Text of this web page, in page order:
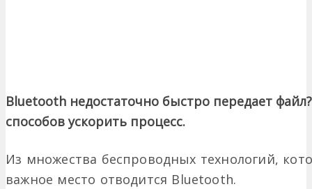
Bluetooth недостаточно быстро передает
способов ускорить процесс.
Из множества беспроводных технологий,
важное место отводится Bluetooth.